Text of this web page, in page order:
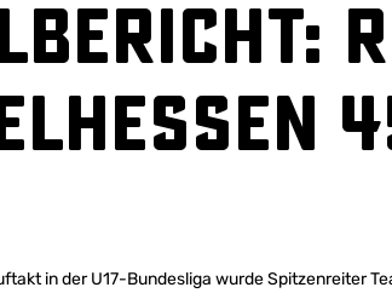
in der U17-Bundesliga wurde Spitzenreiter